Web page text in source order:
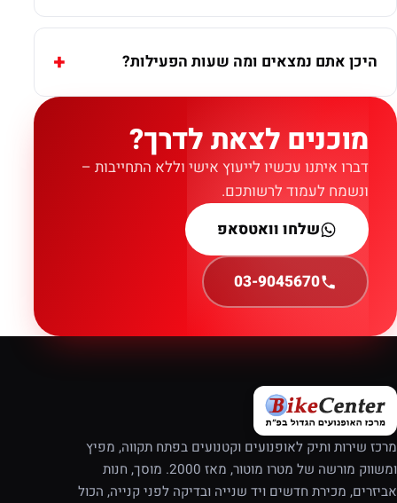
היכן אתם נמצאים ומה שעות הפעילות?
מוכנים לצאת לדרך?
דברו איתנו עכשיו לייעוץ אישי וללא התחייבות –
ונשמח לעמוד לרשותכם.
שלחו וואטסאפ
03-9045670
מרכז שירות ותיק לאופנועים וקטנועים בפתח תקווה, מפיץ
ומשווק מורשה של מטרו מוטור, מאז 2000. מוסך, חנות
אביזרים, מכירת חדשים ויד שנייה ובדיקה לפני קנייה, הכול